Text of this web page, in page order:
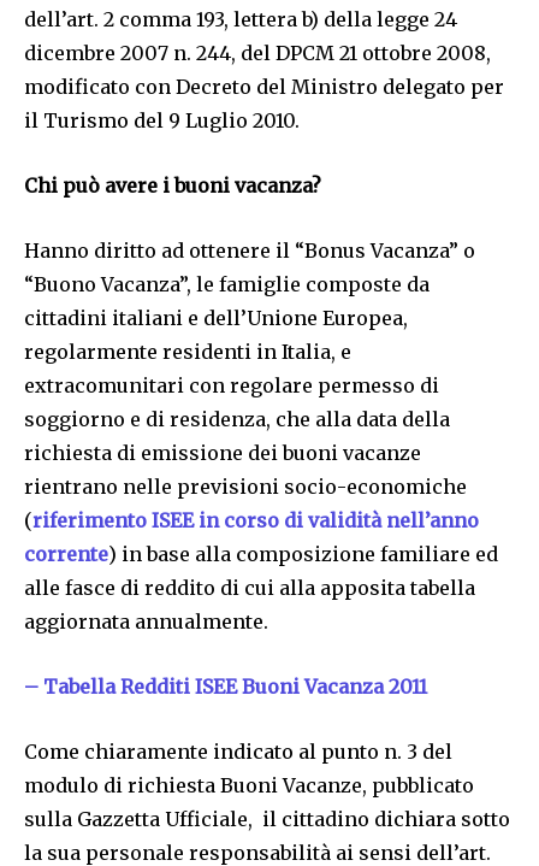
dell’art. 2 comma 193, lettera b) della legge 24
dicembre 2007 n. 244, del DPCM 21 ottobre 2008,
modificato con Decreto del Ministro delegato per
il Turismo del 9 Luglio 2010.
Chi può avere i buoni vacanza?
Hanno diritto ad ottenere il “Bonus Vacanza” o
“Buono Vacanza”, le famiglie composte da
cittadini italiani e dell’Unione Europea,
regolarmente residenti in Italia, e
extracomunitari con regolare permesso di
soggiorno e di residenza, che alla data della
richiesta di emissione dei buoni vacanze
rientrano nelle previsioni socio-economiche
(riferimento ISEE in corso di validità nell’anno
corrente) in base alla composizione familiare ed
alle fasce di reddito di cui alla apposita tabella
aggiornata annualmente.
– Tabella Redditi ISEE Buoni Vacanza 2011
Come chiaramente indicato al punto n. 3 del
modulo di richiesta Buoni Vacanze, pubblicato
sulla Gazzetta Ufficiale, il cittadino dichiara sotto
la sua personale responsabilità ai sensi dell’art.